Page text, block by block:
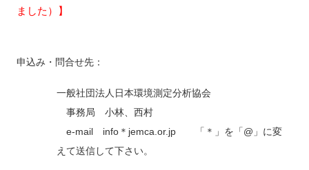
ました）
】
申込み・問合せ先：
一般社団法人日本環境測定分析協会
事務局 小林、西村
e-mail info＊jemca.or.jp 「＊」を「@」に変
えて送信して下さい。